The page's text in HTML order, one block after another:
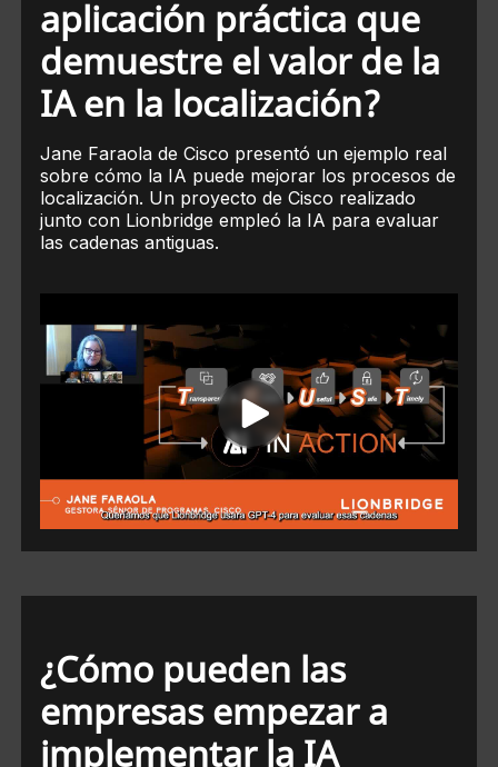
aplicación práctica que
demuestre el valor de la
IA en la localización?
Jane Faraola de Cisco presentó un ejemplo real
sobre cómo la IA puede mejorar los procesos de
localización. Un proyecto de Cisco realizado
junto con Lionbridge empleó la IA para evaluar
las cadenas antiguas.
¿Cómo pueden las
empresas empezar a
implementar la IA